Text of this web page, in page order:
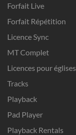
Forfait Live
Forfait Répétition
Licence Sync
MT Complet
Licences pour églises
Tracks
Playback
Pad Player
Playback Rentals